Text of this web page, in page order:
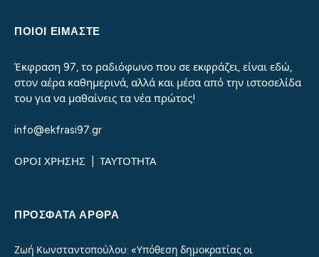
ΠΟΙΟΙ ΕΙΜΑΣΤΕ
Έκφραση 97, το ραδιόφωνο που σε εκφράζει, είναι εδώ,
στον αέρα καθημερινά, αλλά και μέσα από την ιστοσελίδα
του για να μαθαίνεις τα νέα πρώτος!
info@ekfrasi97.gr
ΟΡΟΙ ΧΡΗΣΗΣ ΤΑΥΤΟΤΗΤΑ
ΠΡΌΣΦΑΤΑ ΆΡΘΡΑ
Ζωή Κωνσταντοπούλου: «Υπόθεση δημοκρατίας οι